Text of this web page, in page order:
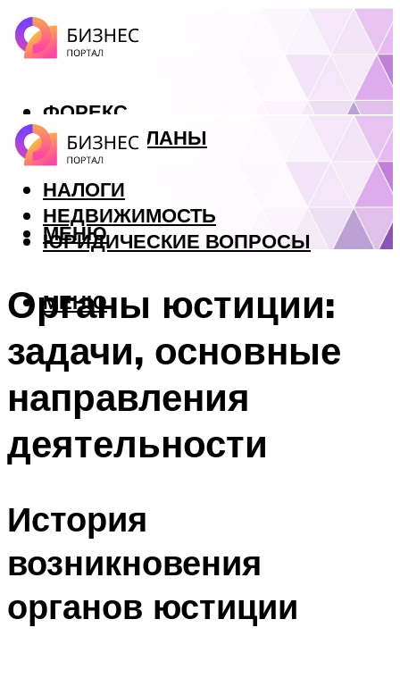
ФОРЕКС
БИЗНЕС ПЛАНЫ
КРЕДИТЫ
НАЛОГИ
НЕДВИЖИМОСТЬ
ЮРИДИЧЕСКИЕ ВОПРОСЫ
МЕНЮ
МЕНЮ
Органы юстиции:
задачи, основные
направления
деятельности
История
возникновения
органов юстиции